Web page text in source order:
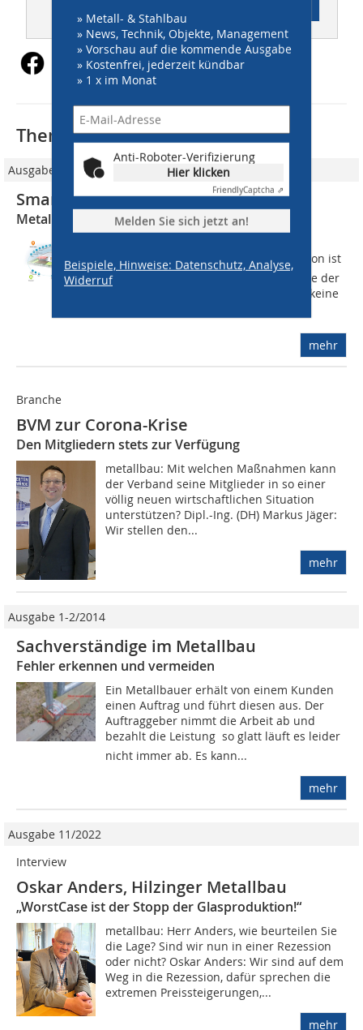
» Metall- & Stahlbau
» News, Technik, Objekte, Management
» Vorschau auf die kommende Ausgabe
» Kostenfrei, jederzeit kündbar
» 1 x im Monat
Anti-Roboter-Verifizierung
Hier klicken
FriendlyCaptcha ⇗
Melden Sie sich jetzt an!
Beispiele, Hinweise: Datenschutz, Analyse,
Widerruf
Thematisch passende Artikel:
Ausgabe 03/2022
Smart Home
Metallbauer fassen Fuß
Schrankenanlagen  Perimeter Protection ist
sein Arbeitsfeld. Mit Smart Home hatte der
Metallbauer aus Bretten bisher noch keine
mehr
Branche
BVM zur Corona-Krise
Den Mitgliedern stets zur Verfügung
metallbau: Mit welchen Maßnahmen kann
der Verband seine Mitglieder in so einer
völlig neuen wirtschaftlichen Situation
unterstützen? Dipl.-Ing. (DH) Markus Jäger:
Wir stellen den...
mehr
Ausgabe 1-2/2014
Sachverständige im Metallbau
Fehler erkennen und vermeiden
Ein Metallbauer erhält von einem Kunden
einen Auftrag und führt diesen aus. Der
Auftraggeber nimmt die Arbeit ab und
bezahlt die Leistung  so glatt läuft es leider
nicht immer ab. Es kann...
mehr
Ausgabe 11/2022
Interview
Oskar Anders, Hilzinger Metallbau
„WorstCase ist der Stopp der Glasproduktion!“
metallbau: Herr Anders, wie beurteilen Sie
die Lage? Sind wir nun in einer Rezession
oder nicht? Oskar Anders: Wir sind auf dem
Weg in die Rezession, dafür sprechen die
extremen Preissteigerungen,...
mehr